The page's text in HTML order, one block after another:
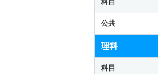
公共
理科
科目